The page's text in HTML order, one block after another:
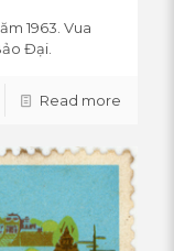
1963. Vua
Đại.
Read more